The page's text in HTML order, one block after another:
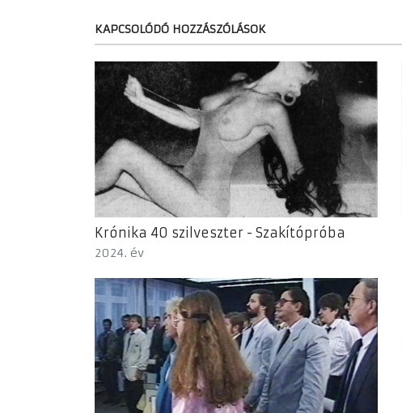
KAPCSOLÓDÓ HOZZÁSZÓLÁSOK
Krónika 40 szilveszter - Szakítópróba
2024. év